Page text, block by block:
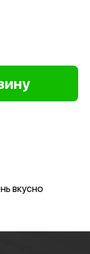
вкусно